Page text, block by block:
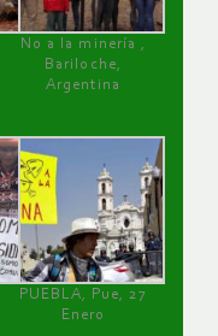
No a la minería ,
Bariloche,
Argentina
PUEBLA, Pue, 27
Enero